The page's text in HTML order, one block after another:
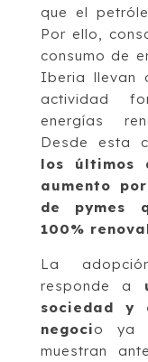
que el
Por ello,
consumo de
Iberia llevan
actividad
energías
Desde esta
los últimos
aumento
de pymes
100%
La
responde a
sociedad y
negocio ya
muestran